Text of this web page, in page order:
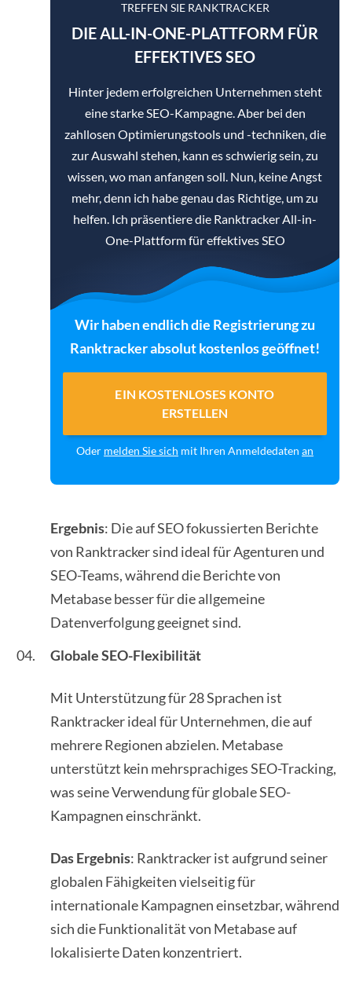
TREFFEN SIE RANKTRACKER
DIE ALL-IN-ONE-PLATTFORM FÜR
EFFEKTIVES SEO
Hinter jedem erfolgreichen Unternehmen steht
eine starke SEO-Kampagne. Aber bei den
zahllosen Optimierungstools und -techniken, die
zur Auswahl stehen, kann es schwierig sein, zu
wissen, wo man anfangen soll. Nun, keine Angst
mehr, denn ich habe genau das Richtige, um zu
helfen. Ich präsentiere die Ranktracker All-in-
One-Plattform für effektives SEO
Wir haben endlich die Registrierung zu
Ranktracker absolut kostenlos geöffnet!
EIN KOSTENLOSES KONTO
ERSTELLEN
Oder melden Sie sich mit Ihren Anmeldedaten an
Ergebnis: Die auf SEO fokussierten Berichte
von Ranktracker sind ideal für Agenturen und
SEO-Teams, während die Berichte von
Metabase besser für die allgemeine
Datenverfolgung geeignet sind.
Globale SEO-Flexibilität
Mit Unterstützung für 28 Sprachen ist
Ranktracker ideal für Unternehmen, die auf
mehrere Regionen abzielen. Metabase
unterstützt kein mehrsprachiges SEO-Tracking,
was seine Verwendung für globale SEO-
Kampagnen einschränkt.
Das Ergebnis: Ranktracker ist aufgrund seiner
globalen Fähigkeiten vielseitig für
internationale Kampagnen einsetzbar, während
sich die Funktionalität von Metabase auf
lokalisierte Daten konzentriert.